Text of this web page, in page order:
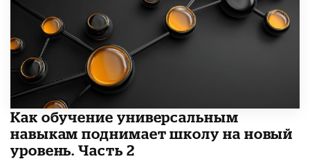
​Как обучение универсальным
навыкам поднимает школу на новый
уровень. Часть 2